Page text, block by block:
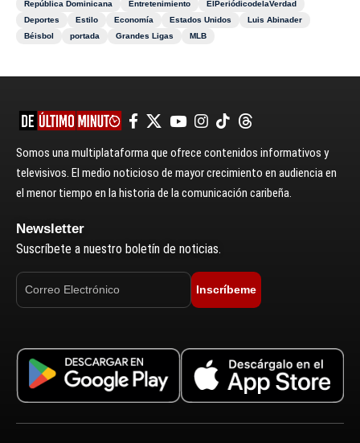
República Dominicana
Entretenimiento
ElPeriódicodelaVerdad
Deportes
Estilo Economía Estados Unidos
Luis Abinader
Béisbol
portada Grandes Ligas MLB
Somos una multiplataforma que ofrece contenidos informativos y
televisivos. El medio noticioso de mayor crecimiento en audiencia en
el menor tiempo en la historia de la comunicación caribeña.
Newsletter
Suscríbete a nuestro boletín de noticias.
Inscríbeme